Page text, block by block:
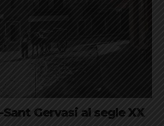
Gervasi al segle XX